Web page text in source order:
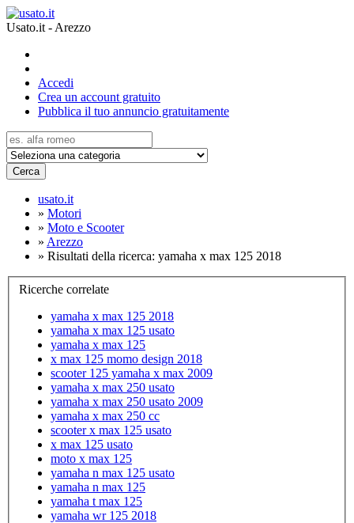
Usato.it - Arezzo
Accedi
Crea un account gratuito
Pubblica il tuo annuncio gratuitamente
Cerca
usato.it
» Motori
» Moto e Scooter
» Arezzo
» Risultati della ricerca: yamaha x max 125 2018
Ricerche correlate
yamaha x max 125 2018
yamaha x max 125 usato
yamaha x max 125
x max 125 momo design 2018
scooter 125 yamaha x max 2009
yamaha x max 250 usato
yamaha x max 250 usato 2009
yamaha x max 250 cc
scooter x max 125 usato
x max 125 usato
moto x max 125
yamaha n max 125 usato
yamaha n max 125
yamaha t max 125
yamaha wr 125 2018